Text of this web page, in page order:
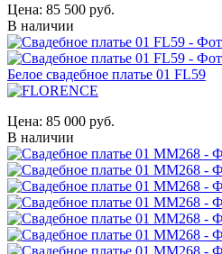
Цена: 85 500 руб.
В наличии
Белое свадебное платье 01 FL59
Цена: 85 000 руб.
В наличии